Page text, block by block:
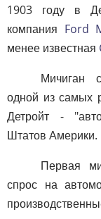
1903 году в
компания Ford
менее известная
Мичиган
одной из самых
Детройт -
Штатов Америки.
Первая
спрос на